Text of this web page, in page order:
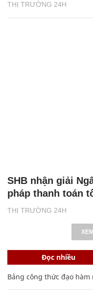
THỊ TRƯỜNG 24H
THỊ TRƯỜNG 24H
SHB nhận giải
pháp thanh toán
Đọc nhiều
Bảng công thức đạo